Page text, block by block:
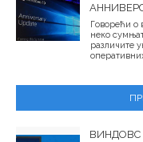
Говорећи о
неко
различите
ВИНДОВС